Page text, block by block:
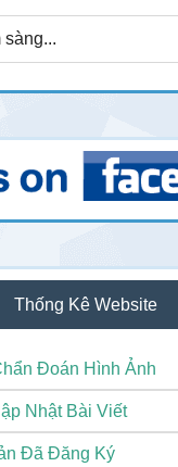
Thống Kê Website
Đoán Hình Ảnh
Nhật Bài Viết
Đã Đăng Ký